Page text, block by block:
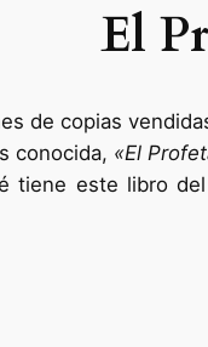
El
de copias
conocida, «El
tiene este libro